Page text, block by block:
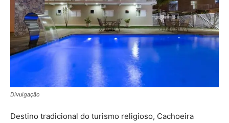
Divulgação
Destino tradicional do turismo religioso, Cachoeira